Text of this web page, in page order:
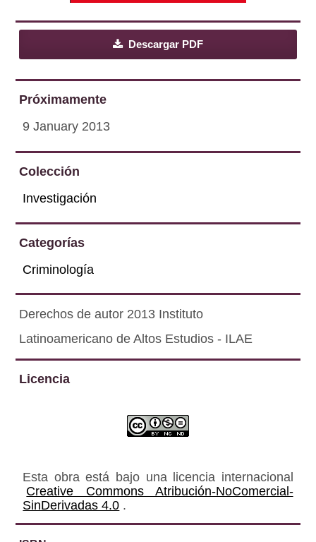
Descargar PDF
Próximamente
9 January 2013
Colección
Investigación
Categorías
Criminología
Derechos de autor 2013 Instituto
Latinoamericano de Altos Estudios - ILAE
Licencia
Esta obra está bajo una licencia internacional
Creative Commons Atribución-NoComercial-
SinDerivadas 4.0 .